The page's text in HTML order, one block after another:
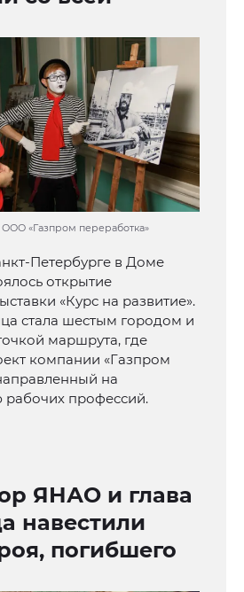
«Газпром переработка»
Петербурге в Доме
открытие
«Курс на развитие».
стала шестым городом и
маршрута, где
компании «Газпром
на
профессий.
ЯНАО и глава
навестили
погибшего